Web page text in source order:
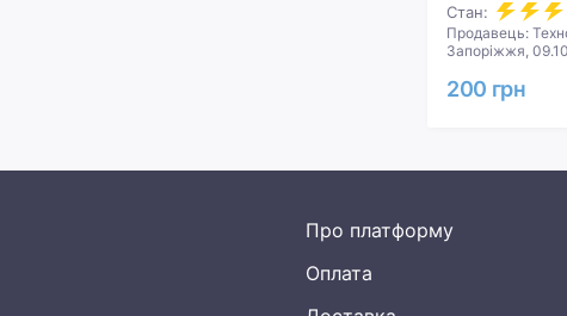
Стан:
Продавець:
Запоріжжя,
200 грн
Про платформу
Оплата